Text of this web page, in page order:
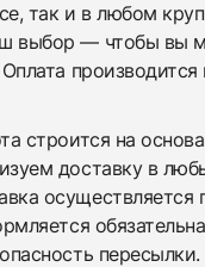
так и в любом
выбор — чтобы вы
строится на
доставку в
осуществляется
пересылки.